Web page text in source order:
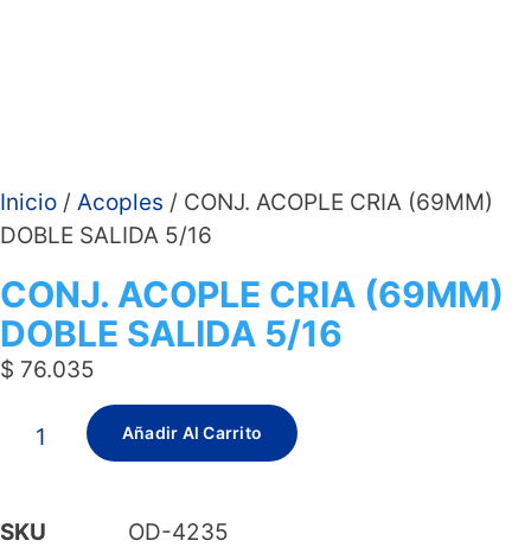
Inicio / Acoples / CONJ. ACOPLE CRIA (69MM)
DOBLE SALIDA 5/16
CONJ. ACOPLE CRIA (69MM)
DOBLE SALIDA 5/16
$ 76.035
Añadir Al Carrito
SKU
OD-4235